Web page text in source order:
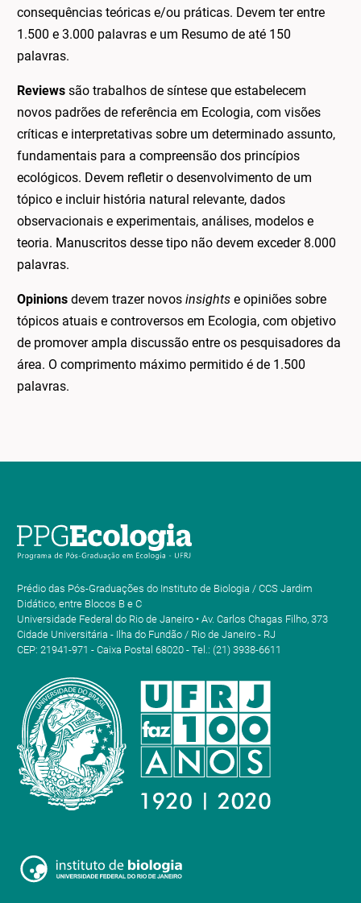
consequências teóricas e/ou práticas. Devem ter entre
1.500 e 3.000 palavras e um Resumo de até 150
palavras.
Reviewssão trabalhos de síntese que estabelecem
novos padrões de referência em Ecologia, com visões
críticas e interpretativas sobre um determinado assunto,
fundamentais para a compreensão dos princípios
ecológicos. Devem refletir o desenvolvimento de um
tópico e incluir história natural relevante, dados
observacionais e experimentais, análises, modelos e
teoria. Manuscritos desse tipo não devem exceder 8.000
palavras.
Opinionsdevem trazer novosinsightse opiniões sobre
tópicos atuais e controversos em Ecologia, com objetivo
de promover ampla discussão entre os pesquisadores da
área. O comprimento máximo permitido é de 1.500
palavras.
Prédio das Pós-Graduações do Instituto de Biologia / CCS Jardim
Didático, entre Blocos B e C
Universidade Federal do Rio de Janeiro • Av. Carlos Chagas Filho, 373
Cidade Universitária - Ilha do Fundão / Rio de Janeiro - RJ
CEP: 21941-971 - Caixa Postal 68020 - Tel.: (21) 3938-6611